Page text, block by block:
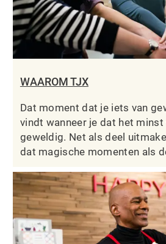
WAAROM TJX
Dat moment dat je iets van
vindt wanneer je dat het
geweldig. Net als deel
dat magische momenten als